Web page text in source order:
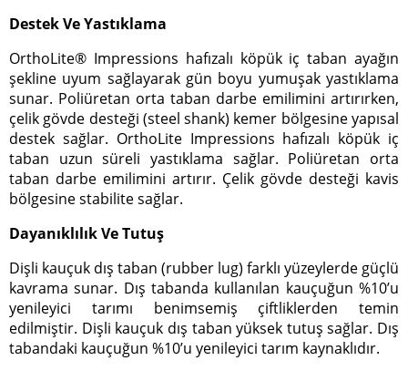
Destek Ve Yastıklama
OrthoLite® Impressions hafızalı köpük iç taban ayağın
şekline uyum sağlayarak gün boyu yumuşak yastıklama
sunar. Poliüretan orta taban darbe emilimini artırırken,
çelik gövde desteği (steel shank) kemer bölgesine yapısal
destek sağlar. OrthoLite Impressions hafızalı köpük iç
taban uzun süreli yastıklama sağlar. Poliüretan orta
taban darbe emilimini artırır. Çelik gövde desteği kavis
bölgesine stabilite sağlar.
Dayanıklılık Ve Tutuş
Dişli kauçuk dış taban (rubber lug) farklı yüzeylerde güçlü
kavrama sunar. Dış tabanda kullanılan kauçuğun %10’u
yenileyici tarımı benimsemiş çiftliklerden temin
edilmiştir. Dişli kauçuk dış taban yüksek tutuş sağlar. Dış
tabandaki kauçuğun %10’u yenileyici tarım kaynaklıdır.